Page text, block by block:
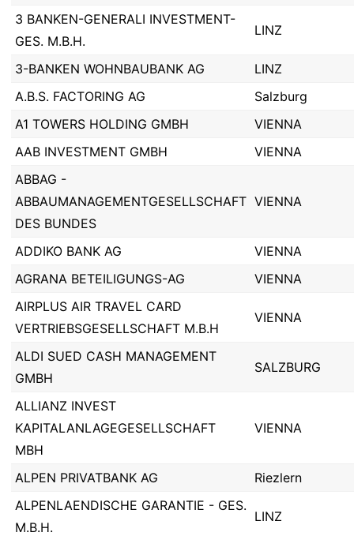
3 BANKEN-GENERALI INVESTMENT-
GES. M.B.H.
LINZ
3-BANKEN WOHNBAUBANK AG
LINZ
A.B.S. FACTORING AG
Salzburg
A1 TOWERS HOLDING GMBH
VIENNA
AAB INVESTMENT GMBH
VIENNA
ABBAG -
ABBAUMANAGEMENTGESELLSCHAFT
DES BUNDES
VIENNA
ADDIKO BANK AG
VIENNA
AGRANA BETEILIGUNGS-AG
VIENNA
AIRPLUS AIR TRAVEL CARD
VERTRIEBSGESELLSCHAFT M.B.H
VIENNA
ALDI SUED CASH MANAGEMENT
GMBH
SALZBURG
ALLIANZ INVEST
KAPITALANLAGEGESELLSCHAFT
MBH
VIENNA
ALPEN PRIVATBANK AG
Riezlern
ALPENLAENDISCHE GARANTIE - GES.
M.B.H.
LINZ